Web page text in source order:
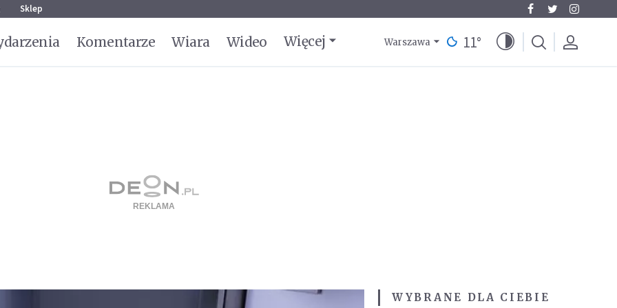
Sklep
Komentarze Wiara Wideo Więcej Warszawa 11°
WYBRANE DLA CIEBIE